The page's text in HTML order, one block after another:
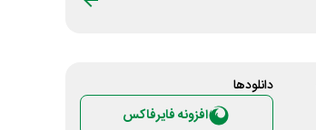
دانلود‌ها
افزونه فایرفاکس